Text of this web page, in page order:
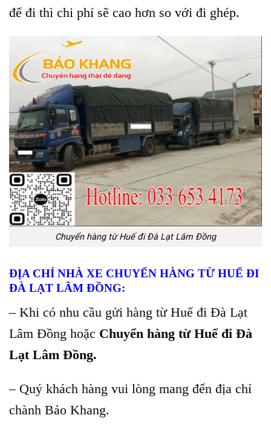
để đi thì chi phí sẽ cao hơn so với đi ghép.
Chuyển hàng từ Huế đi Đà Lạt Lâm Đồng
ĐỊA CHỈ NHÀ XE CHUYỂN HÀNG TỪ HUẾ ĐI
ĐÀ LẠT LÂM ĐỒNG:
– Khi có nhu cầu gửi hàng từ Huế đi Đà Lạt
Lâm Đồng hoặc Chuyển hàng từ Huế đi Đà
Lạt Lâm Đồng.
– Quý khách hàng vui lòng mang đến địa chỉ
chành Bảo Khang.